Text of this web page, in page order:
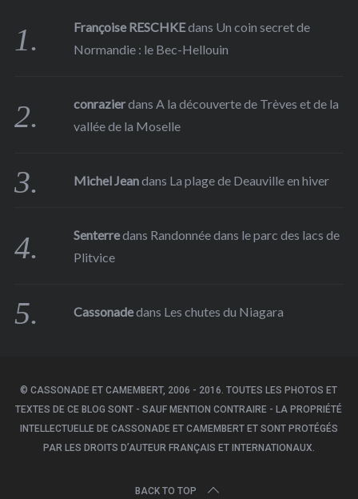
Françoise RESCHKEdans Un coin secret de
Normandie : le Bec-Hellouin
conrazierdans A la découverte de Trèves et de la
vallée de la Moselle
Michel Jeandans La plage de Deauville en hiver
Senterredans Randonnée dans le parc des lacs de
Plitvice
Cassonadedans Les chutes du Niagara
© CASSONADE ET CAMEMBERT, 2006 - 2016. TOUTES LES PHOTOS ET
TEXTES DE CE BLOG SONT - SAUF MENTION CONTRAIRE - LA PROPRIÉTÉ
INTELLECTUELLE DE CASSONADE ET CAMEMBERT ET SONT PROTÉGÉS
PAR LES DROITS D’AUTEUR FRANÇAIS ET INTERNATIONAUX.
BACK TO TOP